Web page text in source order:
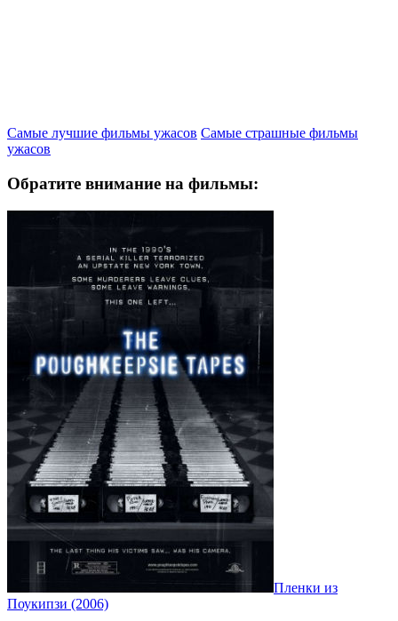
Самые лучшие фильмы ужасов Самые страшные фильмы
ужасов
Обратите внимание на фильмы:
Пленки из
Поукипзи (2006)